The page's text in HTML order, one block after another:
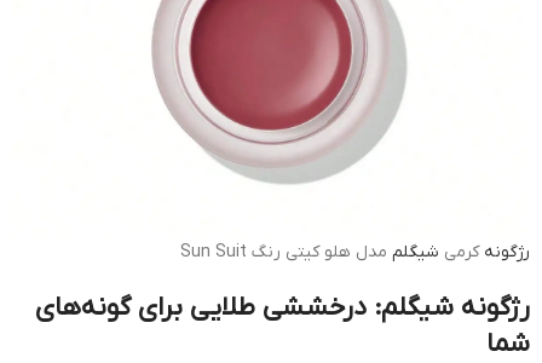
رژگونه کرمی شیگلم مدل هلو کیتی رنگ Sun Suit
رژگونه شیگلم: درخششی طلایی برای گونه‌های
شما